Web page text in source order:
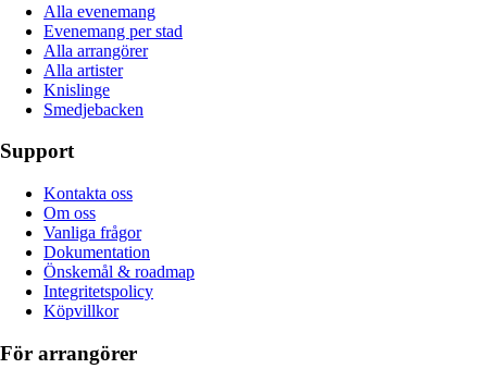
Alla evenemang
Evenemang per stad
Alla arrangörer
Alla artister
Knislinge
Smedjebacken
Support
Kontakta oss
Om oss
Vanliga frågor
Dokumentation
Önskemål & roadmap
Integritetspolicy
Köpvillkor
För arrangörer